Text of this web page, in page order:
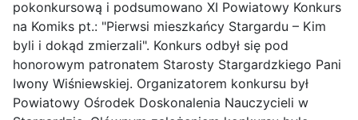
pokonkursową i podsumowano XI Powiatowy Konkurs
na Komiks pt.: "Pierwsi mieszkańcy Stargardu – Kim
byli i dokąd zmierzali". Konkurs odbył się pod
honorowym patronatem Starosty Stargardzkiego Pani
Iwony Wiśniewskiej. Organizatorem konkursu był
Powiatowy Ośrodek Doskonalenia Nauczycieli w